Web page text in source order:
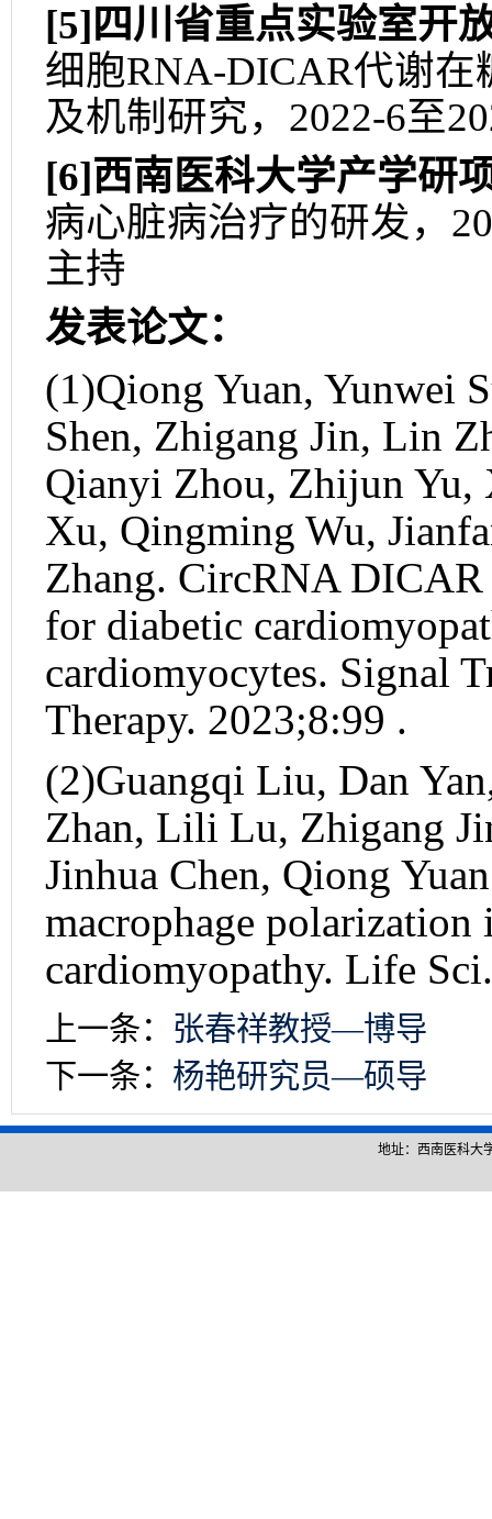
[5] 四川省重点实验室开
细胞RNA-DICAR代谢在
及机制研究， 2022-6至
[6]西南医科大学产学研
病心脏病治疗的研发，
主持
发表论文：
(1)Qiong Yuan, Yunwei
Shen, Zhigang Jin, Lin
Qianyi Zhou, Zhijun Yu,
Xu, Qingming Wu,
Zhang. CircRNA DICAR
for diabetic
cardiomyocytes. Signal
Therapy. 2023;8:99 .
(2)Guangqi Liu, Dan
Zhan, Lili Lu, Zhigang
Jinhua Chen, Qiong
macrophage
cardiomyopathy. Life
上一条： 张春祥教授—博导
下一条： 杨艳研究员—硕导
地址：西南医科大